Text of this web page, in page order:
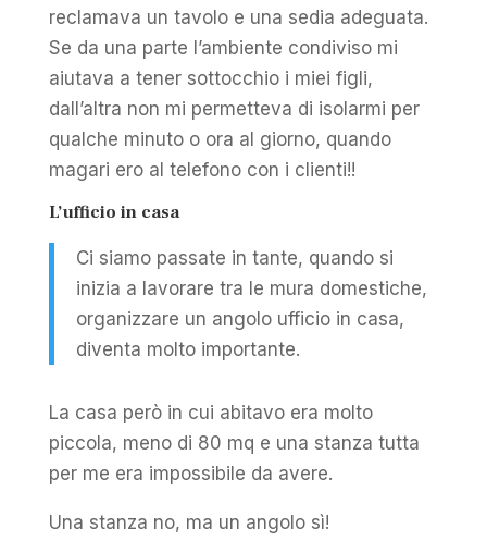
reclamava un tavolo e una sedia adeguata.
Se da una parte l’ambiente condiviso mi
aiutava a tener sottocchio i miei figli,
dall’altra non mi permetteva di isolarmi per
qualche minuto o ora al giorno, quando
magari ero al telefono con i clienti!!
L’ufficio in casa
Ci siamo passate in tante, quando si
inizia a lavorare tra le mura domestiche,
organizzare un angolo ufficio in casa,
diventa molto importante.
La casa però in cui abitavo era molto
piccola, meno di 80 mq e una stanza tutta
per me era impossibile da avere.
Una stanza no, ma un angolo sì!